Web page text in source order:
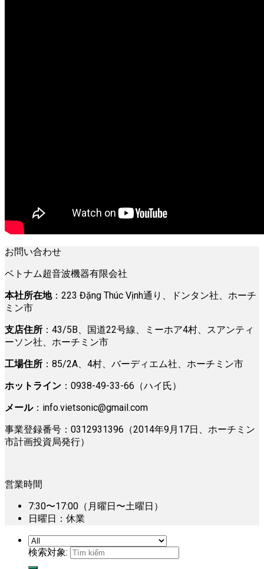
お問い合わせ
ベトナム超音波機器有限会社
本社所在地：223 Đặng Thúc Vịnh通り、ドンタン社、ホーチ
ミン市
支店住所 ：43/5B、国道22号線、ミーホア4村、スアンティ
ーソン社、ホーチミン市
工場住所 ：85/2A、4村、バーディエム社、ホーチミン市
ホットライン ：0938-49-33-66（ハイ氏）
メール： info.vietsonic@gmail.com
事業登録番号：0312931396（2014年9月17日、ホーチミン
市計画投資局発行）
営業時間
7:30〜17:00（月曜日〜土曜日）
日曜日：休業
検索対象: